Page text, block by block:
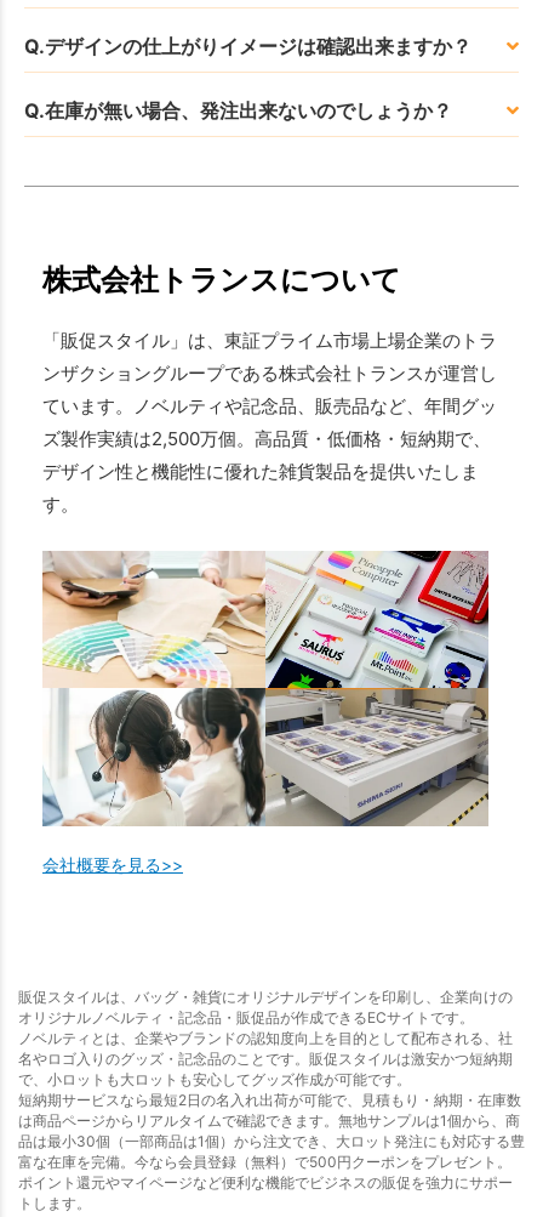
Q.デザインの仕上がりイメージは確認出来ますか？
Q.在庫が無い場合、発注出来ないのでしょうか？
株式会社トランスについて
「販促スタイル」は、東証プライム市場上場企業のトラ
ンザクショングループである株式会社トランスが運営し
ています。ノベルティや記念品、販売品など、年間グッ
ズ製作実績は2,500万個。高品質・低価格・短納期で、
デザイン性と機能性に優れた雑貨製品を提供いたしま
す。
会社概要を見る>>
販促スタイルは、バッグ・雑貨にオリジナルデザインを印刷し、企業向けの
オリジナルノベルティ・記念品・販促品が作成できるECサイトです。
ノベルティとは、企業やブランドの認知度向上を目的として配布される、社
名やロゴ入りのグッズ・記念品のことです。販促スタイルは激安かつ短納期
で、小ロットも大ロットも安心してグッズ作成が可能です。
短納期サービスなら最短2日の名入れ出荷が可能で、見積もり・納期・在庫数
は商品ページからリアルタイムで確認できます。無地サンプルは1個から、商
品は最小30個（一部商品は1個）から注文でき、大ロット発注にも対応する豊
富な在庫を完備。今なら会員登録（無料）で500円クーポンをプレゼント。
ポイント還元やマイページなど便利な機能でビジネスの販促を強力にサポー
トします。